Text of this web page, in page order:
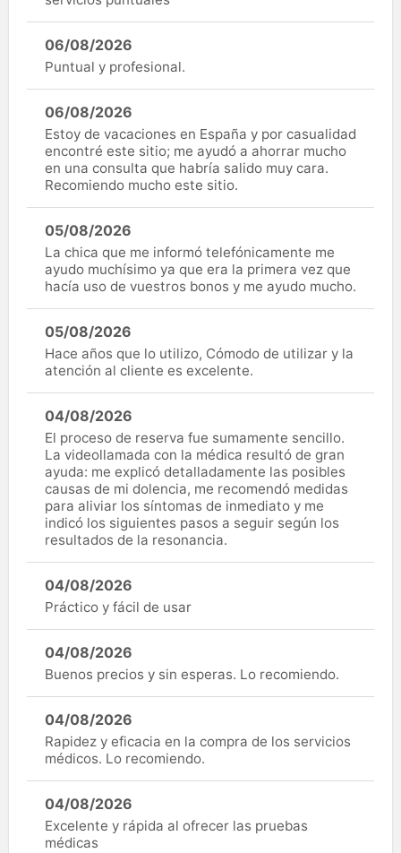
06/08/2026
Puntual y profesional.
06/08/2026
Estoy de vacaciones en España y por casualidad
encontré este sitio; me ayudó a ahorrar mucho
en una consulta que habría salido muy cara.
Recomiendo mucho este sitio.
05/08/2026
La chica que me informó telefónicamente me
ayudo muchísimo ya que era la primera vez que
hacía uso de vuestros bonos y me ayudo mucho.
05/08/2026
Hace años que lo utilizo, Cómodo de utilizar y la
atención al cliente es excelente.
04/08/2026
El proceso de reserva fue sumamente sencillo.
La videollamada con la médica resultó de gran
ayuda: me explicó detalladamente las posibles
causas de mi dolencia, me recomendó medidas
para aliviar los síntomas de inmediato y me
indicó los siguientes pasos a seguir según los
resultados de la resonancia.
04/08/2026
Práctico y fácil de usar
04/08/2026
Buenos precios y sin esperas. Lo recomiendo.
04/08/2026
Rapidez y eficacia en la compra de los servicios
médicos. Lo recomiendo.
04/08/2026
Excelente y rápida al ofrecer las pruebas
médicas